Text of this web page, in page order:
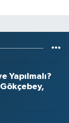
Yapılmalı?